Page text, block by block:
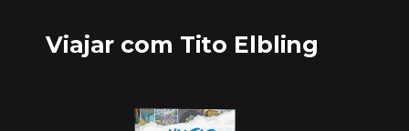
Viajar com Tito Elbling